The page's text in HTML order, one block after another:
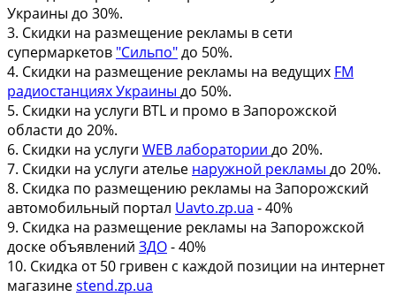
Украины до 30%.
3. Скидки на размещение рекламы в сети
супермаркетов "Сильпо"до 50%.
4. Скидки на размещение рекламы на ведущих FM
радиостанциях Украины до 50%.
5. Скидки на услуги BTL и промо в Запорожской
области до 20%.
6. Скидки на услуги WEB лаборатории до 20%.
7. Скидки на услуги ателье наружной рекламы до 20%.
8. Скидка по размещению рекламы на Запорожский
автомобильный портал Uavto.zp.ua - 40%
9. Скидка на размещение рекламы на Запорожской
доске объявлений ЗДО- 40%
10. Скидка от 50 гривен с каждой позиции на интернет
магазинеstend.zp.ua